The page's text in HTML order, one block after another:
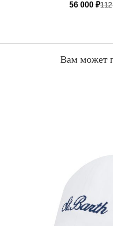
56 000 ₽
Вам может